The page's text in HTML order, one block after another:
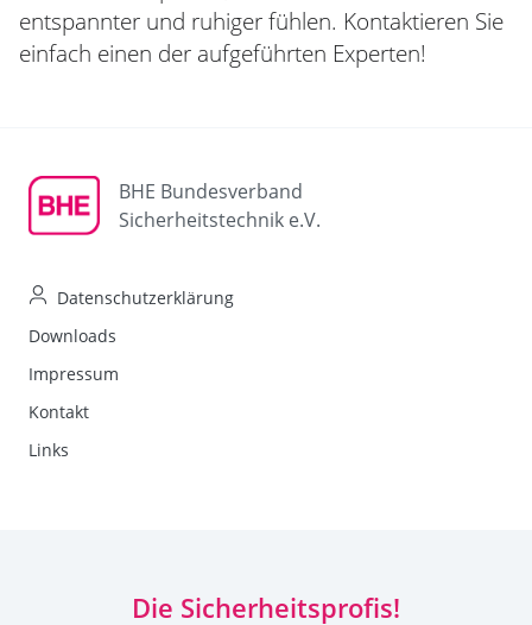
entspannter und ruhiger fühlen. Kontaktieren Sie
einfach einen der aufgeführten Experten!
BHE Bundesverband
Sicherheitstechnik e.V.
Datenschutzerklärung
Downloads
Impressum
Kontakt
Links
Die Sicherheitsprofis!